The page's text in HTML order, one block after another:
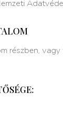
részben,